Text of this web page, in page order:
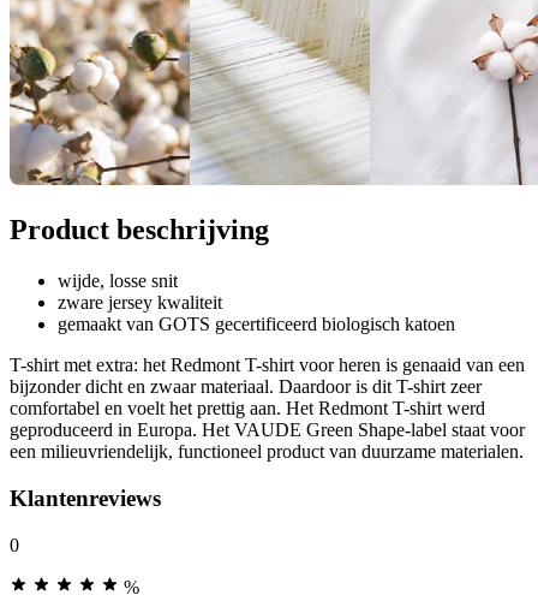
Product beschrijving
wijde, losse snit
zware jersey kwaliteit
gemaakt van GOTS gecertificeerd biologisch katoen
T-shirt met extra: het Redmont T-shirt voor heren is genaaid van een
bijzonder dicht en zwaar materiaal. Daardoor is dit T-shirt zeer
comfortabel en voelt het prettig aan. Het Redmont T-shirt werd
geproduceerd in Europa. Het VAUDE Green Shape-label staat voor
een milieuvriendelijk, functioneel product van duurzame materialen.
Klantenreviews
0
%